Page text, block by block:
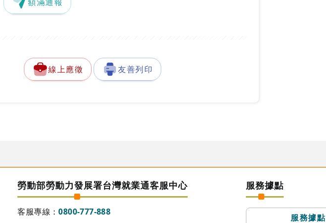
線上應徵 友善列印
勞動部勞動力發展署台灣就業通客服中心
客服專線：0800-777-888
服務據點
服務據點